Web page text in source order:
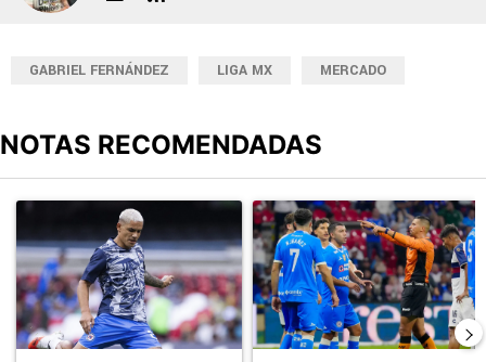
GABRIEL FERNÁNDEZ LIGA MX MERCADO
NOTAS RECOMENDADAS
Un artículo de tendencia con el título "Revelan un detalle clave
Un artículo de tendencia con el